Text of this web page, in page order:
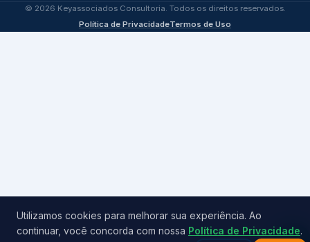
© 2026 Keyassociados Consultoria. Todos os direitos reservados.
Política de PrivacidadeTermos de Uso
Utilizamos cookies para melhorar sua experiência. Ao
continuar, você concorda com nossa Política de Privacidade.